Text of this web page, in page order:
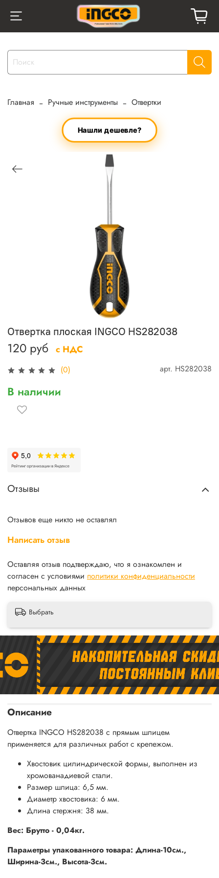
Главная Ручные инструменты Отвертки
Нашли дешевле?
(0) арт. HS282038
Отвертка плоская INGCO HS282038
120 руб с НДС
В наличии
Отзывы
Отзывов еще никто не оставлял
Написать отзыв
Оставляя отзыв подтверждаю, что я ознакомлен и
согласен с условиями политики конфиденциальности
персональных данных
Выбрать
Описание
Отвертка INGCO HS282038 с прямым шлицем
применяется для различных работ с крепежом.
Хвостовик цилиндрической формы, выполнен из
хромованадиевой стали.
Размер шлица: 6,5 мм.
Диаметр хвостовика: 6 мм.
Длина стержня: 38 мм.
Вес: Брутто - 0,04кг.
Параметры упакованного товара: Длина-10см.,
Ширина-3см., Высота-3см.